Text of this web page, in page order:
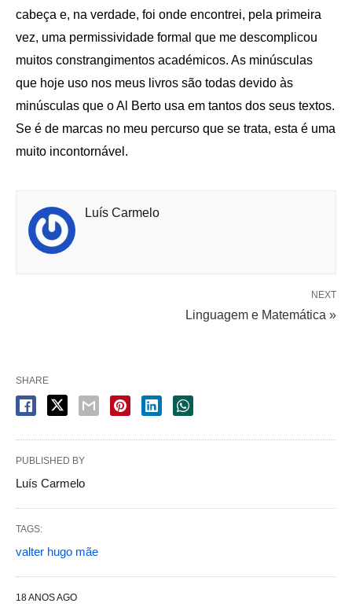
cabeça e, na verdade, foi onde encontrei, pela primeira
vez, uma permissividade formal que me descomplicou
muitos constrangimentos académicos. As minúsculas
que hoje uso nos meus livros são todas devido às
minúsculas que o Al Berto usa em tantos dos seus textos.
Se é de marcas no meu percurso que se trata, esta é uma
muito incontornável.
Luís Carmelo
NEXT
Linguagem e Matemática »
SHARE
PUBLISHED BY
Luís Carmelo
TAGS:
valter hugo mãe
18 ANOS AGO